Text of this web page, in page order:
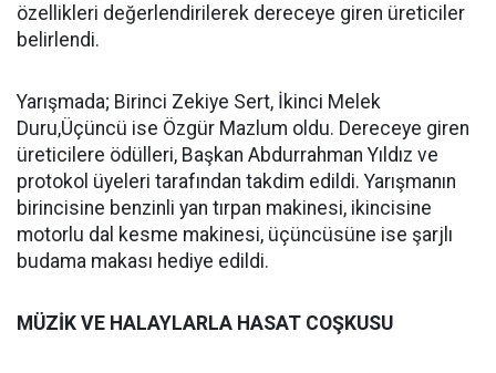
özellikleri değerlendirilerek dereceye giren üreticiler
belirlendi.
Yarışmada; Birinci Zekiye Sert, İkinci Melek
Duru,Üçüncü ise Özgür Mazlum oldu. Dereceye giren
üreticilere ödülleri, Başkan Abdurrahman Yıldız ve
protokol üyeleri tarafından takdim edildi. Yarışmanın
birincisine benzinli yan tırpan makinesi, ikincisine
motorlu dal kesme makinesi, üçüncüsüne ise şarjlı
budama makası hediye edildi.
MÜZİK VE HALAYLARLA HASAT COŞKUSU